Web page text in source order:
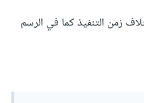
زمن التنفيذ كما في الرسم